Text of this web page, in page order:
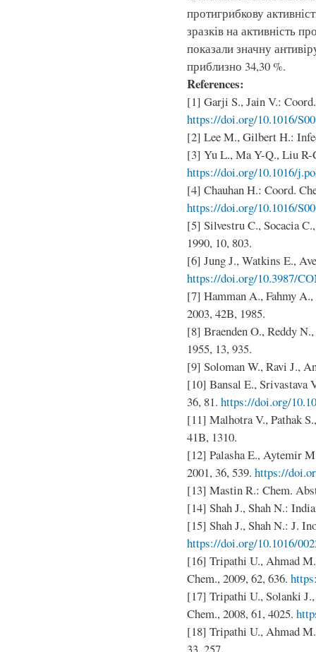
протигрибкову
зразків на активність
показали значну
приблизно 34,30 %.
References:
[1] Garji S., Jain V.:
https://doi.org/10.1016/
[2] Lee M., Gilbert H.:
[3] Yu L., Ma Y-Q., Liu R-
https://doi.org/10.1016/
[4] Chauhan H.: Coord.
https://doi.org/10.1016/
[5] Silvestru C., Socacia
1990, 10, 803.
[6] Jung J., Watkins E.,
https://doi.org/10.3987/
[7] Hamman A., Fahmy
2003, 42B, 1985.
[8] Braenden O., Reddy
1955, 13, 935.
[9] Soloman W., Ravi J.,
[10] Bansal E., Srivastava
36, 81. https://doi.org/
[11] Malhotra V., Pathak
41B, 1310.
[12] Palasha E., Aytemir
2001, 36, 539. https://
[13] Mastin R.: Chem.
[14] Shah J., Shah N.:
[15] Shah J., Shah N.: J.
https://doi.org/10.1016/
[16] Tripathi U., Ahmad
Chem., 2009, 62, 636.
[17] Tripathi U., Solanki
Chem., 2008, 61, 4025.
[18] Tripathi U., Ahmad